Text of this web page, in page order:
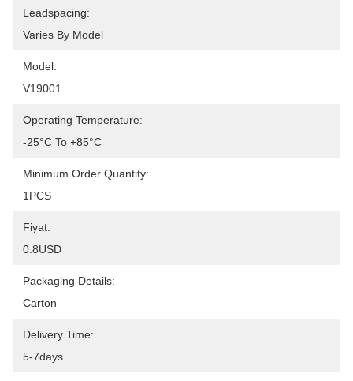
Leadspacing:
Varies By Model
Model:
V19001
Operating Temperature:
-25°C To +85°C
Minimum Order Quantity:
1PCS
Fiyat:
0.8USD
Packaging Details:
Carton
Delivery Time:
5-7days